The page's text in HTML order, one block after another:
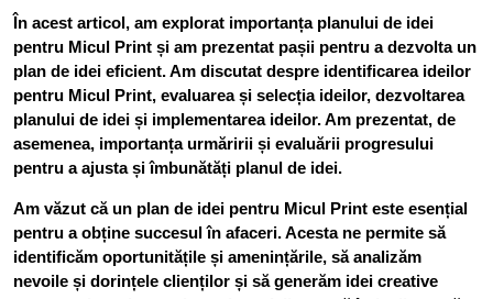
În acest articol, am explorat importanța planului de idei
pentru Micul Print și am prezentat pașii pentru a dezvolta un
plan de idei eficient. Am discutat despre identificarea ideilor
pentru Micul Print, evaluarea și selecția ideilor, dezvoltarea
planului de idei și implementarea ideilor. Am prezentat, de
asemenea, importanța urmăririi și evaluării progresului
pentru a ajusta și îmbunătăți planul de idei.
Am văzut că un plan de idei pentru Micul Print este esențial
pentru a obține succesul în afaceri. Acesta ne permite să
identificăm oportunitățile și amenințările, să analizăm
nevoile și dorințele clienților și să generăm idei creative